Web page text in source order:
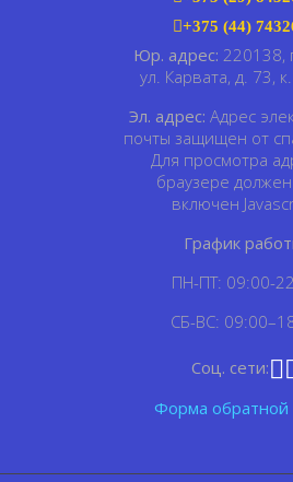
+375 (44)
Юр. адрес: 220138,
ул. Карвата, д. 73,
Эл. адрес: Адрес
почты защищен от
Для просмотра
браузере
включен
График
ПН-ПТ: 09:00-
СБ-ВС:
Соц. сети:
Форма обратной